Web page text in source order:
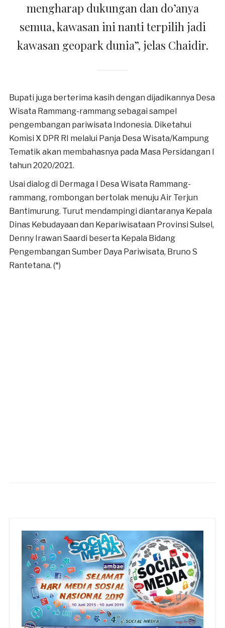
mengharap dukungan dan do’anya
semua, kawasan ini nanti terpilih jadi
kawasan geopark dunia”, jelas Chaidir.
Bupati juga berterima kasih dengan dijadikannya Desa
Wisata Rammang-rammang sebagai sampel
pengembangan pariwisata Indonesia. Diketahui
Komisi X DPR RI melalui Panja Desa Wisata/Kampung
Tematik akan membahasnya pada Masa Persidangan I
tahun 2020/2021.
Usai dialog di Dermaga I Desa Wisata Rammang-
rammang, rombongan bertolak menuju Air Terjun
Bantimurung. Turut mendampingi diantaranya Kepala
Dinas Kebudayaan dan Kepariwisataan Provinsi Sulsel,
Denny Irawan Saardi beserta Kepala Bidang
Pengembangan Sumber Daya Pariwisata, Bruno S
Rantetana. (*)